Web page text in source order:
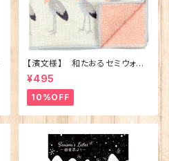
【濱文様】 和たおるセミウォッ
シュ ごきげんハシビロコウ
(日本製)
¥495
10%OFF